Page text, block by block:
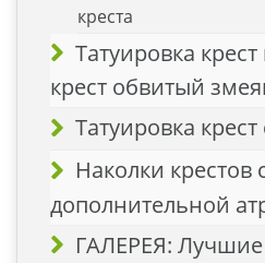
креста
Татуировка
крест обвитый
Татуировка
Наколки крестов
дополнительной
ГАЛЕРЕЯ: